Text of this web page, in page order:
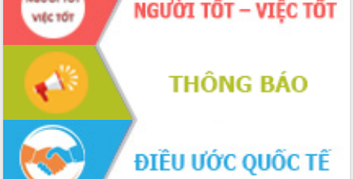
Chuyển đổi số thư viện: Mở rộng
không gian tri thức trong thời đại số
Đánh giá, rút kinh nghiệm công tác tổ
chức diễn tập trước ngày bầu cử
Chương trình “Gặp gỡ hữu nghị –
Friendship Meeting New Year 2026”
Bầu cử Quốc hội và HĐND: Cử tri Đắk
Lắk gửi gắm niềm tin, kỳ vọng vào lá
phiếu
Đắk Lắk sẵn sàng các điều kiện cho